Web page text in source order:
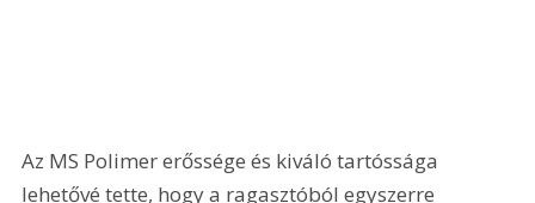
Az MS Polimer erőssége és kiváló tartóssága
lehetővé tette, hogy a ragasztóból egyszerre